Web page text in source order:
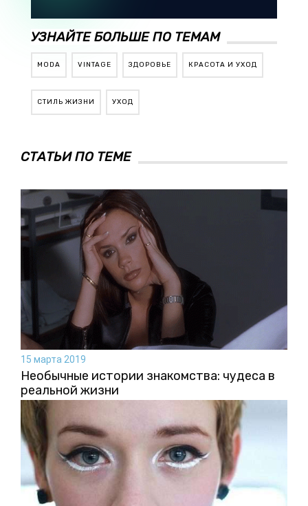
УЗНАЙТЕ БОЛЬШЕ ПО ТЕМАМ
MODA VINTAGE ЗДОРОВЬЕ КРАСОТА И УХОД
СТИЛЬ ЖИЗНИ УХОД
СТАТЬИ ПО ТЕМЕ
15 марта 2019
Необычные истории знакомства: чудеса в
реальной жизни